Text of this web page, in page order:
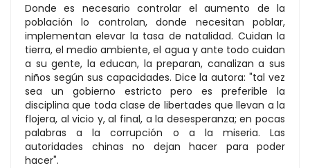
Donde es necesario controlar el aumento de la
población lo controlan, donde necesitan poblar,
implementan elevar la tasa de natalidad. Cuidan la
tierra, el medio ambiente, el agua y ante todo cuidan
a su gente, la educan, la preparan, canalizan a sus
niños según sus capacidades. Dice la autora: "tal vez
sea un gobierno estricto pero es preferible la
disciplina que toda clase de libertades que llevan a la
flojera, al vicio y, al final, a la desesperanza; en pocas
palabras a la corrupción o a la miseria. Las
autoridades chinas no dejan hacer para poder
hacer".